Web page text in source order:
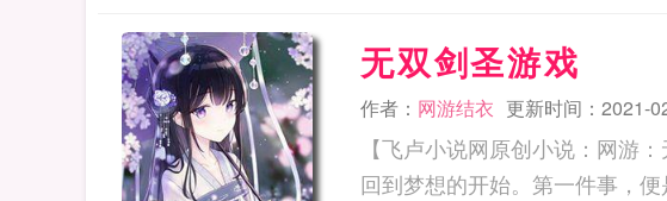
无双剑圣游戏
作者： 网游结衣 更新时间：2021-
【飞卢小说网原创小说：网游
回到梦想的开始。第一件事，